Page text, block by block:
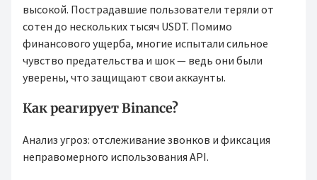
высокой. Пострадавшие пользователи теряли от
сотен до нескольких тысяч USDT. Помимо
финансового ущерба, многие испытали сильное
чувство предательства и шок — ведь они были
уверены, что защищают свои аккаунты.
Как реагирует Binance?
Анализ угроз: отслеживание звонков и фиксация
неправомерного использования API.